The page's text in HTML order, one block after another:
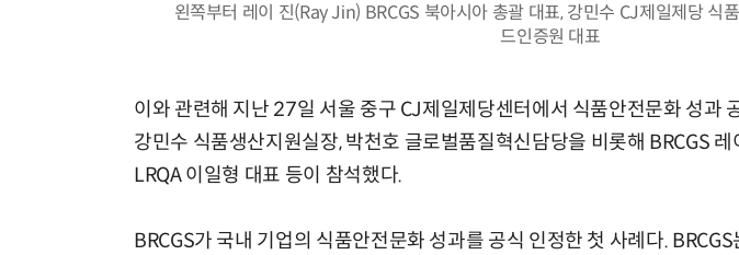
왼쪽부터 레이 진(Ray Jin) BRCGS 북아시아 총괄 대표, 강민수 CJ제일제당 식
드인증원 대표
이와 관련해 지난 27일 서울 중구 CJ제일제당센터에서 식품안전문화 성과
강민수 식품생산지원실장, 박천호 글로벌품질혁신담당을 비롯해 BRCGS
LRQA 이일형 대표 등이 참석했다.
BRCGS가 국내 기업의 식품안전문화 성과를 공식 인정한 첫 사례다.